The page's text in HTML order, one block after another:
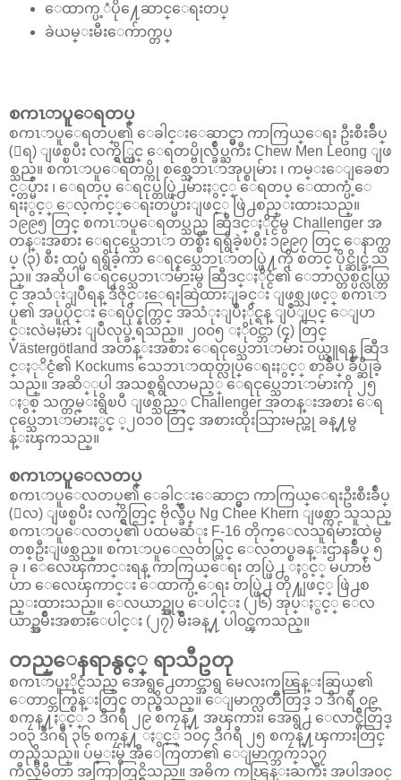
ေထာက္ပ့ံပို႔ေဆာင္ေရးတပ္
ခဲယမ္းမီးေက်ာက္တပ္
စကၤာပူေရတပ္
စကၤာပူေရတပ္၏ ေခါင္းေဆာင္မွာ ကာကြယ္ေရး ဦးစီးခ်ဳပ္
(ေရ) ျဖစ္ၿပီး လက္ရွိ္တြင္ ေရတပ္ဗိုလ္ခ်ဳပ္ႀကီး Chew Men Leong ျဖ
စ္သည္။ စကၤာပူေရတပ္ကို စစ္သေဘၤာအုပ္စုမ်ား ၊ ကမ္းေျခေစာ
င့္တပ္မ်ား ၊ ေရတပ္ ေရငုပ္တပ္ဖြဲ႕မ်ားႏွင့္ ေရတပ္ ေထာက္ပံ့ေ
ရးႏွင့္ ေလ့က်င့္ေရးတပ္မ်ားျဖင့္ ဖြဲ႕စည္းထားသည္။
၁၉၉၅ တြင္ စကၤာပူေရတပ္သည္ ဆြီဒင္ႏိုင္ငံမွ Challenger အ
တန္းအစား ေရငုပ္သေဘၤာ တစ္စီး ရရွိခဲ့ၿပီး ၁၉၉၇ တြင္ ေနာက္ထ
ပ္ (၃) စီး ထပ္မံ ရရွိခဲ့ကာ ေရငုပ္သေဘၤာတပ္ဖြဲ႔ကို စတင္ ပိုင္ဆိုင္ခဲ့သ
ည္။ အဆိုပါ ေရငုပ္သေဘၤာမ်ားမွ ဆြီဒင္ႏိုင္ငံ၏ ေဘာလ္တစ္ပင္လယ္တြ
င္ အသံုးျပဳရန္ ဒီဇိုင္းေရးဆြဲထားျခင္း ျဖစ္သျဖင့္ စကၤာ
ပူ၏ အပူပိုင္း ေရပိုင္နက္တြင္ အသံုးျပဳႏိုင္ရန္ ျပဳျပင္ ေျပာ
င္းလဲမႈမ်ား ျပဳလုပ္ခဲ့ရသည္။ ၂၀၀၅ ႏို၀င္ဘာ (၄) တြင္
Västergötland အတန္းအစား ေရငုပ္သေဘၤာမ်ား ၀ယ္ယူရန္ ဆြီဒ
င္ႏုိင္ငံ၏ Kockums သေဘၤာထုတ္လုပ္ေရးႏွင့္ စာခ်ဳပ္ ခ်ဳပ္ဆိုခဲ့
သည္။ အဆိ္ုပါ အသစ္ရရွိလာမည့္ ေရငုပ္သေဘၤာမ်ားကို ၂၅
ႏွစ္ သက္တမ္းရွိၿပီ ျဖစ္သည့္ Challenger အတန္းအစား ေရ
ငုပ္သေဘၤာမ်ားႏွင္ ့၂၀၁၀ တြင္ အစားထိုးသြားမည္ဟု ခန္႔မွ
န္းၾကသည္။
စကၤာပူေလတပ္
စကၤာပူေလတပ္၏ ေခါင္းေဆာင္မွာ ကာကြယ္ေရးဦးစီးခ်ဳပ္
(ေလ) ျဖစ္ၿပီး လက္ရွိတြင္ ဗိုလ္ခ်ဳပ္ Ng Chee Khern ျဖစ္ကာ သူသည္
စကၤာပူေလတပ္၏ ပထမဆံုး F-16 တိုက္ေလသူရဲမ်ားထဲမွ
တစ္ဦးျဖစ္သည္။ စကၤာပူေလတပ္တြင္ ေလတပ္စခန္းဌာနခ်ဳပ္ ၅
ခု ၊ ေလေၾကာင္းရန္ ကာကြယ္ေရး တပ္ဖြဲ႕ ႏွင့္ မဟာဗ်ဴ
ဟာ ေလေၾကာင္း ေထာက္ပံ့ေရး တပ္ဖြဲ႕ တို႔ျဖင့္ ဖြဲ႕စ
ည္းထားသည္။ ေလယာဥ္အုပ္ ေပါင္း (၂၆) အုပ္ႏွင့္ ေလ
ယာဥ္အမ်ိဳးအစားေပါင္း (၂၇) မ်ိဳးခန္႔ ပါ၀င္ၾကသည္။
တည္ေနရာနွင့္ ရာသီဥတု
စကၤာပူႏိုင္ငံသည္ အေရွ႕ေတာင္အာရွ မေလးကၽြန္းဆြယ္၏
ေတာင္ဘက္စြန္းတြင္ တည္ရွိသည္။ ေျမာက္လတၱီတြဒ္ ၁ ဒီဂရီ ၀၉
စကၠန္႔ႏွင့္ ၁ ဒီဂရီ ၂၉ စကၠန္႔ အၾကား၊ အေရွ႕ ေလာင္ဂ်ီတြဒ္
၁၀၃ ဒီဂရီ ၃၆ စကၠန္႔ ႏွင့္ ၁၀၄ ဒီဂရီ ၂၅ စကၠန္႔ၾကားတြင္
တည္ရွိသည္။ ပ်မ္းမွ် အီေကြတာ၏ ေျမာက္ဘက္၁၃၇
ကီလိုမီတာ အကြာတြင္ရွိသည္။ အဓိက ကၽြန္းႀကီး အပါအ၀င္